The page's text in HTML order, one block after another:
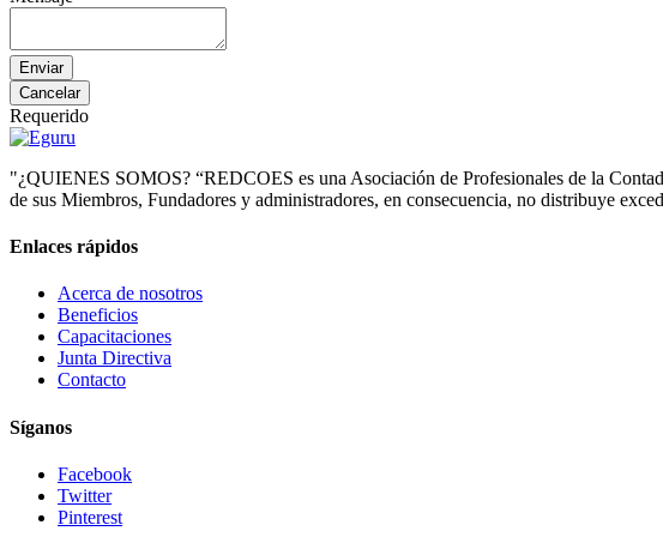
Requerido
"¿QUIENES SOMOS? “REDCOES es una Asociación de Profesionales de la
de sus Miembros, Fundadores y administradores, en consecuencia, no distribuye
Enlaces rápidos
Acerca de nosotros
Beneficios
Capacitaciones
Junta Directiva
Contacto
Síganos
Facebook
Twitter
Pinterest